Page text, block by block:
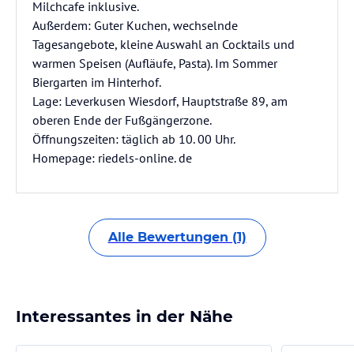
Milchcafe inklusive.
Außerdem: Guter Kuchen, wechselnde
Tagesangebote, kleine Auswahl an Cocktails und
warmen Speisen (Aufläufe, Pasta). Im Sommer
Biergarten im Hinterhof.
Lage: Leverkusen Wiesdorf, Hauptstraße 89, am
oberen Ende der Fußgängerzone.
Öffnungszeiten: täglich ab 10. 00 Uhr.
Homepage: riedels-online. de
Alle Bewertungen (1)
Interessantes in der Nähe